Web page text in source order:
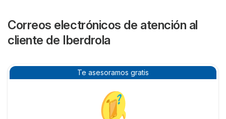
Correos electrónicos de atención al
cliente de Iberdrola
Te asesoramos gratis